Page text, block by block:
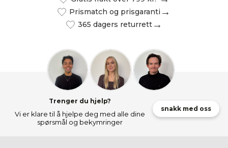
Prismatch og prisgaranti
365 dagers returrett
Trenger du hjelp?
Vi er klare til å hjelpe deg med alle dine
spørsmål og bekymringer
snakk med oss